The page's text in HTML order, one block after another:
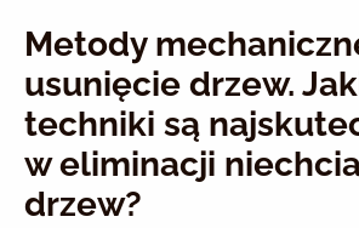
Metody
usunięcie drzew.
techniki są
w eliminacji
drzew?